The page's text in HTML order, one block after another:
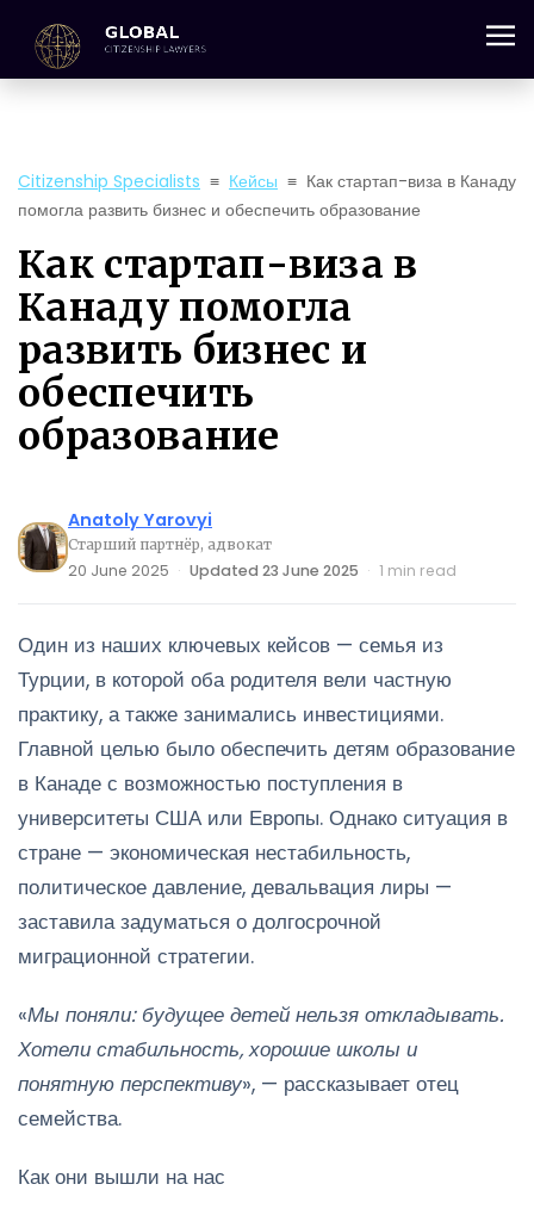
+357 25 059 684
Citizenship Specialists ≡ Кейсы ≡ Как стартап-виза в Канаду
помогла развить бизнес и обеспечить образование
Как стартап-виза в
Канаду помогла
развить бизнес и
обеспечить
образование
Anatoly Yarovyi
Старший партнёр, адвокат
20 June 2025 · Updated 23 June 2025 · 1 min read
Один из наших ключевых кейсов — семья из
Турции, в которой оба родителя вели частную
практику, а также занимались инвестициями.
Главной целью было обеспечить детям образование
в Канаде с возможностью поступления в
университеты США или Европы. Однако ситуация в
стране — экономическая нестабильность,
политическое давление, девальвация лиры —
заставила задуматься о долгосрочной
миграционной стратегии.
«Мы поняли: будущее детей нельзя откладывать.
Хотели стабильность, хорошие школы и
понятную перспективу», — рассказывает отец
семейства.
Как они вышли на нас